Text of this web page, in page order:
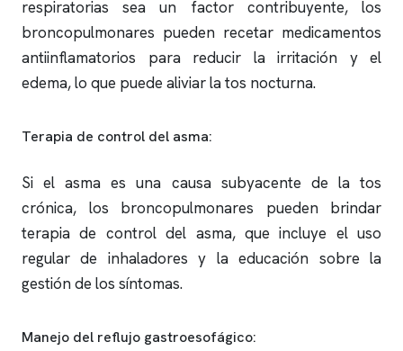
respiratorias sea un factor contribuyente, los
broncopulmonares pueden recetar medicamentos
antiinflamatorios para reducir la irritación y el
edema, lo que puede aliviar la tos nocturna.
Terapia de control del asma:
Si el asma es una causa subyacente de la tos
crónica, los broncopulmonares pueden brindar
terapia de control del asma, que incluye el uso
regular de inhaladores y la educación sobre la
gestión de los síntomas.
Manejo del reflujo gastroesofágico: